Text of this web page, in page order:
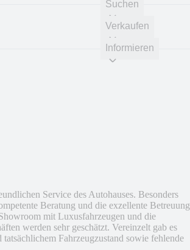
Suchen
Verkaufen
Informieren
Service des Autohauses. Besonders
Beratung und die exzellente Betreuung
mit Luxusfahrzeugen und die
werden sehr geschätzt. Vereinzelt gab es
Fahrzeugzustand sowie fehlende